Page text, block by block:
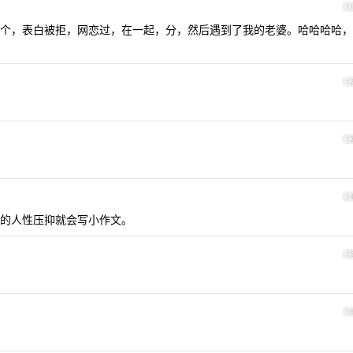
11
，表白被拒，网恋过，在一起，分，然后遇到了我的老婆。哈哈哈哈，
12
13
14
人性压抑就会写小作文。
15
16